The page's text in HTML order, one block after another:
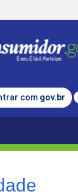
com gov.br